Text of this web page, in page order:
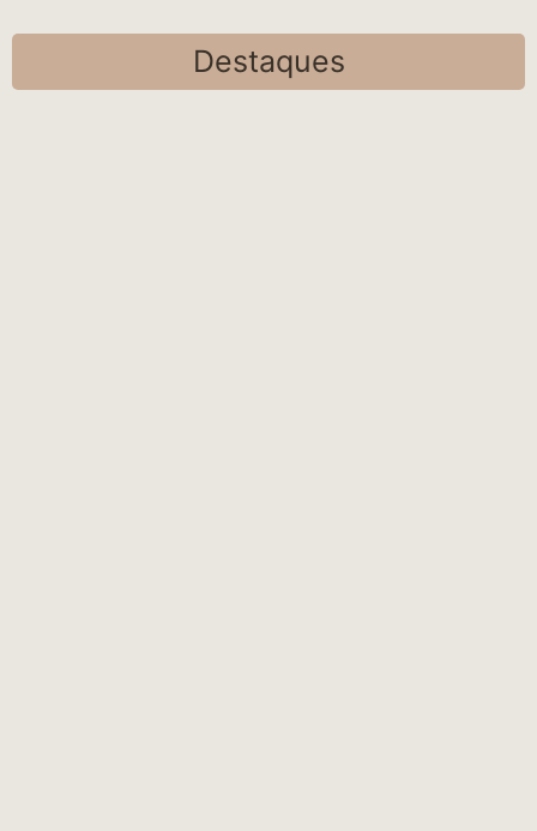
Destaques